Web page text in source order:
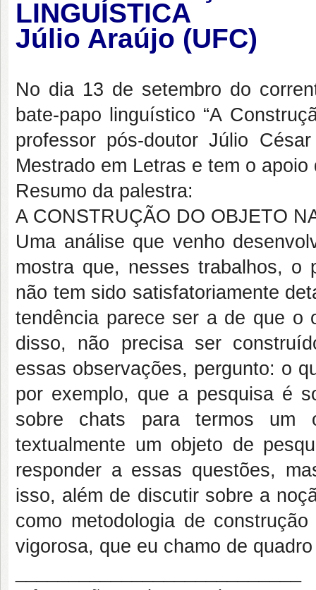
LINGUÍSTICA
Júlio Araújo (UFC)
No dia 13 de setembro do
bate-papo linguístico “A
professor pós-doutor Júlio
Mestrado em Letras e tem o
Resumo da palestra:
A CONSTRUÇÃO DO OBJETO
Uma análise que venho
mostra que, nesses trabalhos, o
não tem sido satisfatoriamente
tendência parece ser a de que o
disso, não precisa ser
essas observações, pergunto: o
por exemplo, que a pesquisa é
sobre chats para termos um
textualmente um objeto de
responder a essas questões,
isso, além de discutir sobre a
como metodologia de
vigorosa, que eu chamo de